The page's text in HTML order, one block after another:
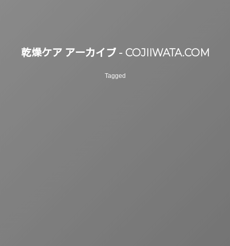
乾燥ケア アーカイブ - COJIIWATA.COM
Tagged